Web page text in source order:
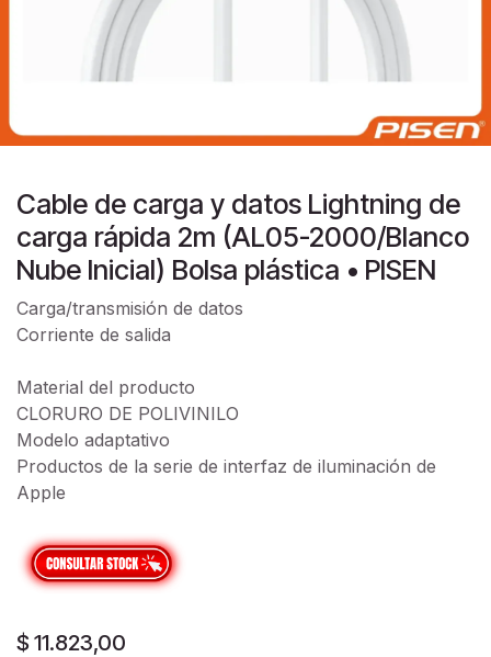
Cable de carga y datos Lightning de
carga rápida 2m (AL05-2000/Blanco
Nube Inicial) Bolsa plástica • PISEN
Carga/transmisión de datos
Corriente de salida
Material del producto
CLORURO DE POLIVINILO
Modelo adaptativo
Productos de la serie de interfaz de iluminación de
Apple
$ 11.823,00